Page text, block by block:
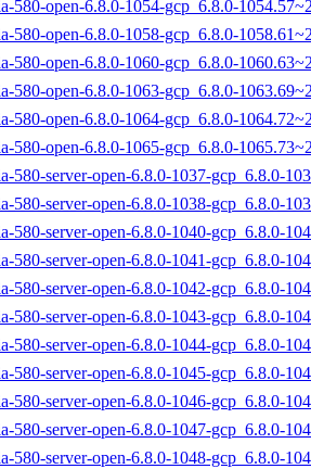
580-open-6.8.0-1054-gcp_6.8.0-
580-open-6.8.0-1058-gcp_6.8.0-
580-open-6.8.0-1060-gcp_6.8.0-
580-open-6.8.0-1063-gcp_6.8.0-
580-open-6.8.0-1064-gcp_6.8.0-
580-open-6.8.0-1065-gcp_6.8.0-
580-server-open-6.8.0-1037-gcp_6.8.0-
580-server-open-6.8.0-1038-gcp_6.8.0-
580-server-open-6.8.0-1040-gcp_6.8.0-
580-server-open-6.8.0-1041-gcp_6.8.0-
580-server-open-6.8.0-1042-gcp_6.8.0-
580-server-open-6.8.0-1043-gcp_6.8.0-
580-server-open-6.8.0-1044-gcp_6.8.0-
580-server-open-6.8.0-1045-gcp_6.8.0-
580-server-open-6.8.0-1046-gcp_6.8.0-
580-server-open-6.8.0-1047-gcp_6.8.0-
580-server-open-6.8.0-1048-gcp_6.8.0-